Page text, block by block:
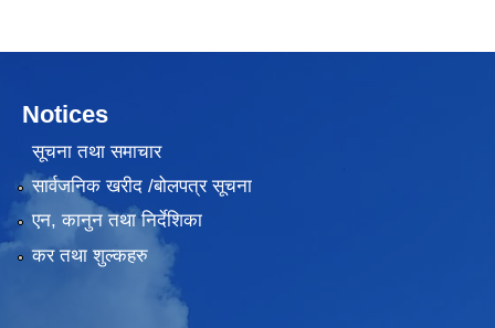
Notices
सूचना तथा समाचार
सार्वजनिक खरीद /बोलपत्र सूचना
एन, कानुन तथा निर्देशिका
कर तथा शुल्कहरु